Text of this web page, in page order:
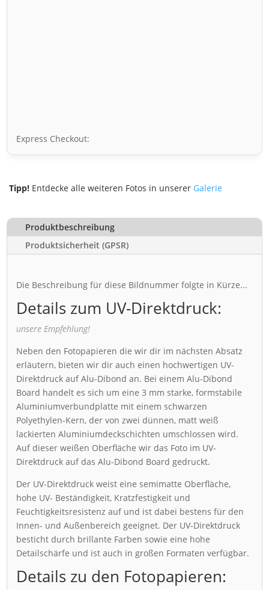
Express Checkout:
Tipp! Entdecke alle weiteren Fotos in unserer Galerie
Produktbeschreibung
Produktsicherheit (GPSR)
Die Beschreibung für diese Bildnummer folgte in Kürze...
Details zum UV-Direktdruck:
unsere Empfehlung!
Neben den Fotopapieren die wir dir im nächsten Absatz
erläutern, bieten wir dir auch einen hochwertigen UV-
Direktdruck auf Alu-Dibond an. Bei einem Alu-Dibond
Board handelt es sich um eine 3 mm starke, formstabile
Aluminiumverbundplatte mit einem schwarzen
Polyethylen-Kern, der von zwei dünnen, matt weiß
lackierten Aluminiumdeckschichten umschlossen wird.
Auf dieser weißen Oberfläche wir das Foto im UV-
Direktdruck auf das Alu-Dibond Board gedruckt.
Der UV-Direktdruck weist eine semimatte Oberfläche,
hohe UV- Beständigkeit, Kratzfestigkeit und
Feuchtigkeitsresistenz auf und ist dabei bestens für den
Innen- und Außenbereich geeignet. Der UV-Direktdruck
besticht durch brillante Farben sowie eine hohe
Detailschärfe und ist auch in großen Formaten verfügbar.
Details zu den Fotopapieren: